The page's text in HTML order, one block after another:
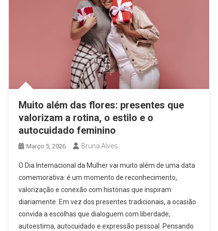
Muito além das flores: presentes que
valorizam a rotina, o estilo e o
autocuidado feminino
Março 5, 2026 Bruna Alves
O Dia Internacional da Mulher vai muito além de uma data
comemorativa: é um momento de reconhecimento,
valorização e conexão com histórias que inspiram
diariamente. Em vez dos presentes tradicionais, a ocasião
convida a escolhas que dialoguem com liberdade,
autoestima, autocuidado e expressão pessoal. Pensando